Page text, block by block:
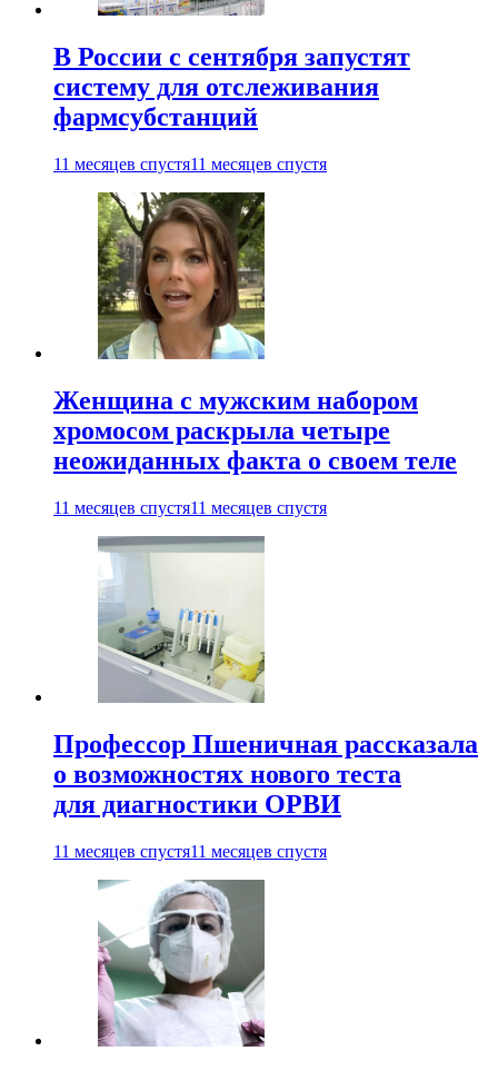
В России с сентября запустят
систему для отслеживания
фармсубстанций
11 месяцев спустя11 месяцев спустя
Женщина с мужским набором
хромосом раскрыла четыре
неожиданных факта о своем теле
11 месяцев спустя11 месяцев спустя
Профессор Пшеничная рассказала
о возможностях нового теста
для диагностики ОРВИ
11 месяцев спустя11 месяцев спустя